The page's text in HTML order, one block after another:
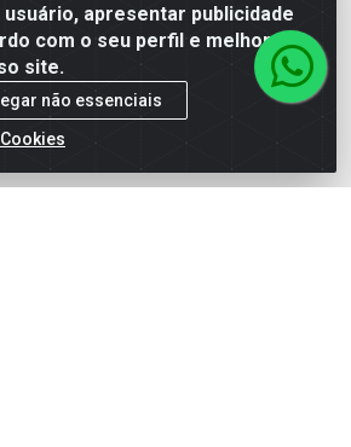
apresentar publicidade
com o seu perfil e melhorar a
site.
não essenciais
Linha PRO
Maquiagem
e Perfumaria